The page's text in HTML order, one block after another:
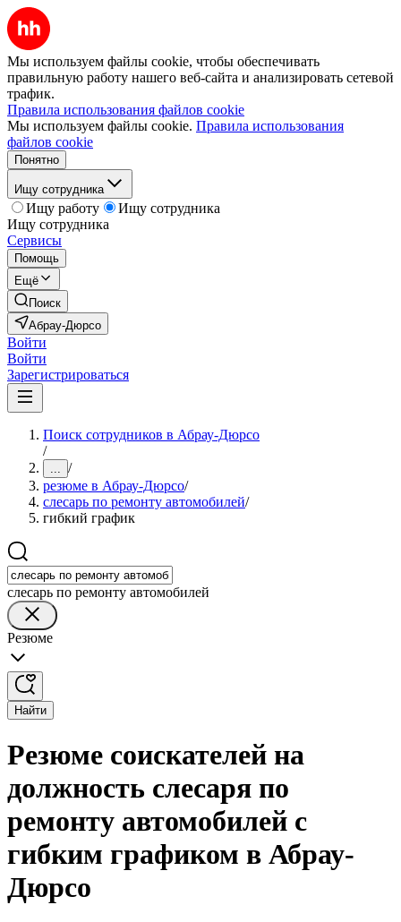
Мы используем файлы cookie, чтобы обеспечивать
правильную работу нашего веб-сайта и анализировать сетевой
трафик.
Правила использования файлов cookie
Мы используем файлы cookie. Правила использования
файлов cookie
Понятно
Ищу сотрудника
Ищу работу
Ищу сотрудника
Ищу сотрудника
Сервисы
Помощь
Ещё
Поиск
Абрау-Дюрсо
Войти
Войти
Зарегистрироваться
Поиск сотрудников в Абрау-Дюрсо
/
... /
резюме в Абрау-Дюрсо/
слесарь по ремонту автомобилей/
гибкий график
слесарь по ремонту автомобилей
Резюме
Найти
Резюме соискателей на
должность слесаря по
ремонту автомобилей с
гибким графиком в Абрау-
Дюрсо